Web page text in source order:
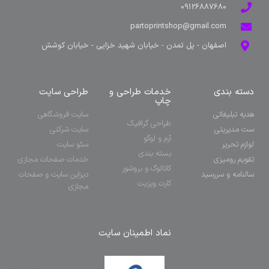
09126887680
partoprintshop@gmail.com
اصفهان - پل تمدن - خیابان شهید خزایی - خیابان کوشش
دسته بندی
هدیه تبلیغاتی
ست مدیریتی
لوازم تحریر
تقویم رومیزی
سالنامه و سررسید
خدمات طراحی و
چاپ
طراحی گرافیک
آرم و لوگو
بسته بندی
کاتالوگ و بروشور
کارت ویزیت
طراحی سایت
سایت فروشگاهی
سایت شرکتی
سئو سایت
خدمات صفحات مجازی
دیزاین سایت و صفحات
مجازی
نماد اطمینان سایت